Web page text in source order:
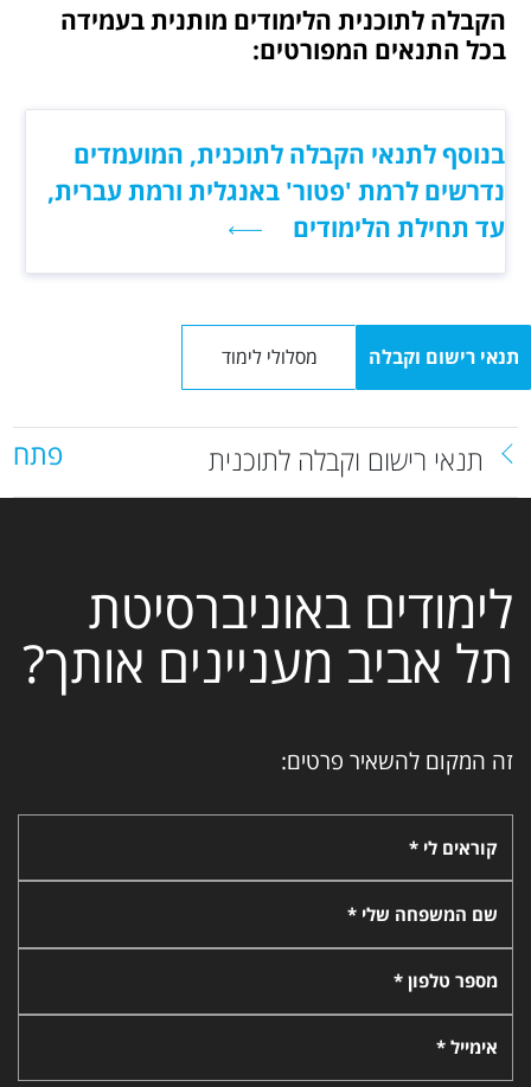
הקבלה לתוכנית הלימודים מותנית בעמידה
בכל התנאים המפורטים:
בנוסף לתנאי הקבלה לתוכנית, המועמדים
נדרשים לרמת 'פטור' באנגלית ורמת עברית,
עד תחילת הלימודים
תנאי רישום וקבלה מסלולי לימוד
תנאי רישום וקבלה לתוכנית פתח
לימודים באוניברסיטת
תל אביב מעניינים אותך?
זה המקום להשאיר פרטים:
קוראים לי *
שם המשפחה שלי *
מספר טלפון *
אימייל *